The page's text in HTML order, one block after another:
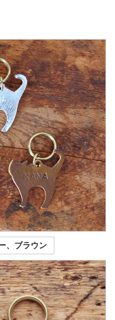
、ブラウン